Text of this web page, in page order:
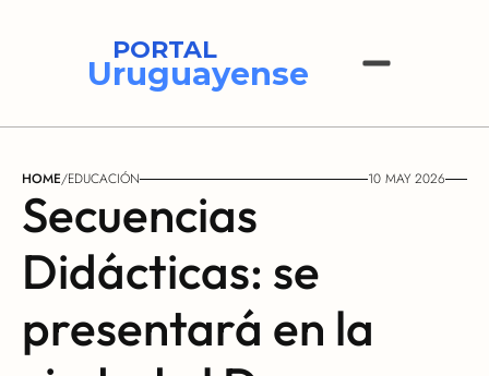
PORTAL
Uruguayense
HOME/EDUCACIÓN 10 MAY 2026
Secuencias
Didácticas: se
presentará en la